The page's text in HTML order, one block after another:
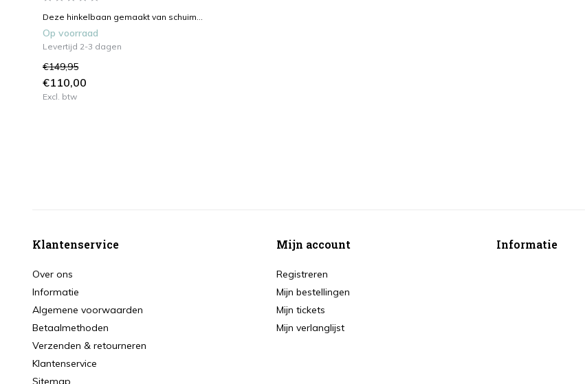
Deze hinkelbaan gemaakt van schuim...
Op voorraad
Levertijd 2-3 dagen
€149,95
€110,00
Excl. btw
Klantenservice
Over ons
Informatie
Algemene voorwaarden
Betaalmethoden
Verzenden & retourneren
Klantenservice
Sitemap
Mijn account
Registreren
Mijn bestellingen
Mijn tickets
Mijn verlanglijst
Informatie